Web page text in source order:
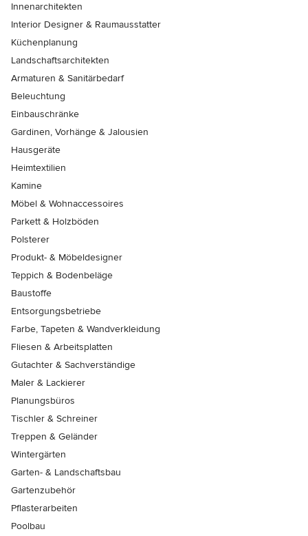
Innenarchitekten
Interior Designer & Raumausstatter
Küchenplanung
Landschaftsarchitekten
Armaturen & Sanitärbedarf
Beleuchtung
Einbauschränke
Gardinen, Vorhänge & Jalousien
Hausgeräte
Heimtextilien
Kamine
Möbel & Wohnaccessoires
Parkett & Holzböden
Polsterer
Produkt- & Möbeldesigner
Teppich & Bodenbeläge
Baustoffe
Entsorgungsbetriebe
Farbe, Tapeten & Wandverkleidung
Fliesen & Arbeitsplatten
Gutachter & Sachverständige
Maler & Lackierer
Planungsbüros
Tischler & Schreiner
Treppen & Geländer
Wintergärten
Garten- & Landschaftsbau
Gartenzubehör
Pflasterarbeiten
Poolbau